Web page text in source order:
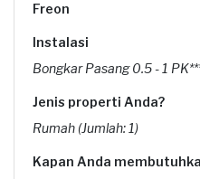
Freon
Instalasi
Bongkar Pasang 0.5 - 1
Jenis properti Anda?
Rumah (Jumlah: 1)
Kapan Anda